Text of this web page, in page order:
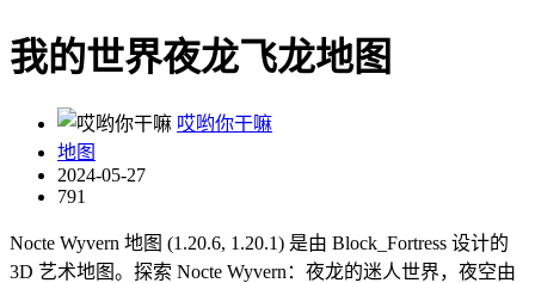
我的世界夜龙飞龙地图
哎哟你干嘛
地图
2024-05-27
791
Nocte Wyvern 地图 (1.20.6, 1.20.1) 是由 Block_Fortress 设计的
3D 艺术地图。探索 Nocte Wyvern：夜龙的迷人世界，夜空由